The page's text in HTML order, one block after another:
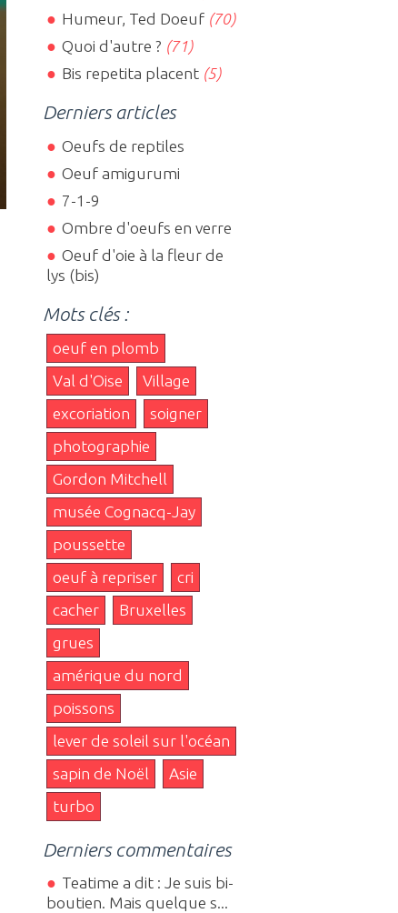
Humeur, Ted Doeuf(70)
Quoi d'autre ? (71)
Bis repetita placent(5)
Derniers articles
Oeufs de reptiles
Oeuf amigurumi
7-1-9
Ombre d'oeufs en verre
Oeuf d'oie à la fleur de
lys (bis)
Mots clés :
oeuf en plomb
Val d'Oise
Village
excoriation
soigner
photographie
Gordon Mitchell
musée Cognacq-Jay
poussette
oeuf à repriser
cri
cacher
Bruxelles
grues
amérique du nord
poissons
lever de soleil sur l'océan
sapin de Noël
Asie
turbo
Derniers commentaires
Teatime a dit : Je suis bi-
boutien. Mais quelque s...